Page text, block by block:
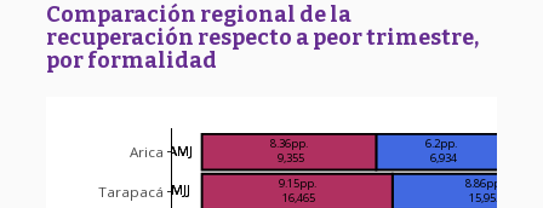
Comparación regional de la
recuperación respecto a peor trimestre,
por formalidad
8.86pp.
15,952
9.15pp.
16,465
6.2pp.
  6,934
8.36pp.
  9,355
MJJ
MJJ
AMJ
AMJ
MJJ
AMJ
Tarapacá
Arica